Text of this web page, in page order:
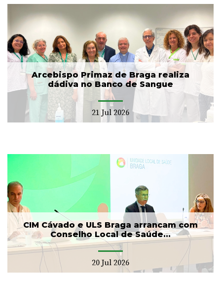
Arcebispo Primaz de Braga realiza
dádiva no Banco de Sangue
21 Jul 2026
CIM Cávado e ULS Braga arrancam com
Conselho Local de Saúde...
20 Jul 2026